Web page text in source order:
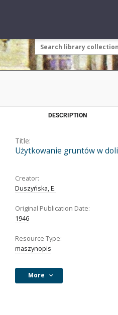
DESCRIPTION
Title:
Użytkowanie gruntów w
Creator:
Duszyńska, E.
Original Publication Date:
1946
Resource Type:
maszynopis
More